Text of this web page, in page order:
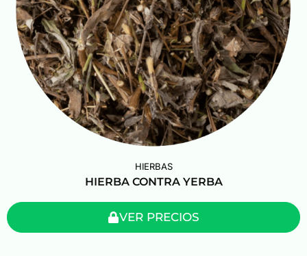
HIERBAS
HIERBA CONTRA YERBA
VER PRECIOS